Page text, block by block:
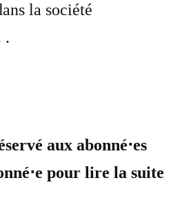
la société
.
aux abonné⋅es
pour lire la suite